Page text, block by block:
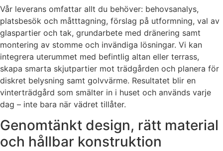
Vår leverans omfattar allt du behöver: behovsanalys,
platsbesök och måtttagning, förslag på utformning, val av
glaspartier och tak, grundarbete med dränering samt
montering av stomme och invändiga lösningar. Vi kan
integrera uterummet med befintlig altan eller terrass,
skapa smarta skjutpartier mot trädgården och planera för
diskret belysning samt golvvärme. Resultatet blir en
vinterträdgård som smälter in i huset och används varje
dag – inte bara när vädret tillåter.
Genomtänkt design, rätt material
och hållbar konstruktion